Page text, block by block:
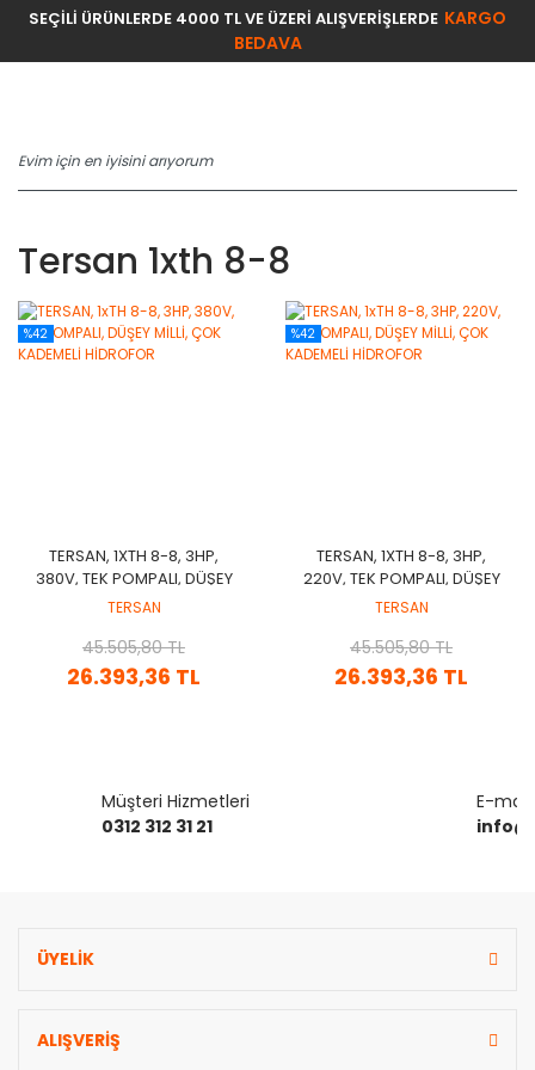
SEÇİLİ ÜRÜNLERDE 4000 TL VE ÜZERİ ALIŞVERİŞLERDE KARGO
BEDAVA
Tersan 1xth 8-8
%42
TERSAN, 1XTH 8-8, 3HP,
380V, TEK POMPALI, DÜŞEY
MİLLİ, ÇOK KADEMELİ
TERSAN
26.393,36 TL
45.505,80 TL
%42
TERSAN, 1XTH 8-8, 3HP,
220V, TEK POMPALI, DÜŞEY
MİLLİ, ÇOK KADEMELİ
TERSAN
26.393,36 TL
45.505,80 TL
Müşteri Hizmetleri
0312 312 31 21
E-mail
ÜYELİK
ALIŞVERİŞ